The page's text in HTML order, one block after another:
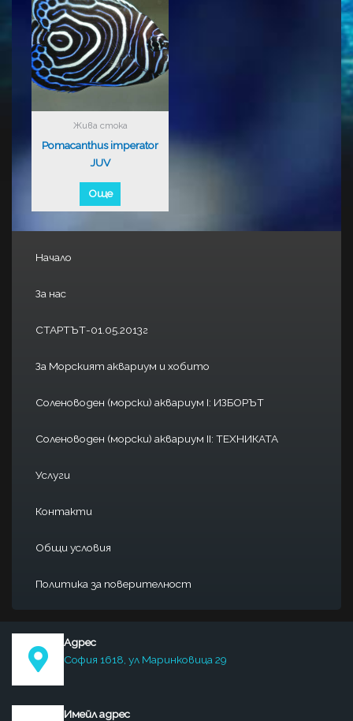
Начало
За нас
СТАРТЪТ-01.05.2013г
За Морският аквариум и хобито
Соленоводен (морски) аквариум I: ИЗБОРЪТ
Соленоводен (морски) аквариум II: ТЕХНИКАТА
Услуги
Контакти
Общи условия
Политика за поверителност
Жива стока
Pomacanthus imperator
JUV
Още
Адрес
София 1618, ул Маринковица 29
Имейл адрес